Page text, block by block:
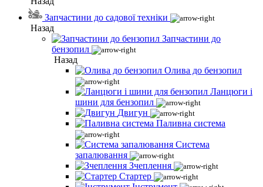
Запчастини до садової техніки
Назад
Запчастини до
бензопил
Назад
Олива до бензопил
Ланцюги і
шини для бензопил
Двигун
Паливна система
Система
запалювання
Зчеплення
Стартер